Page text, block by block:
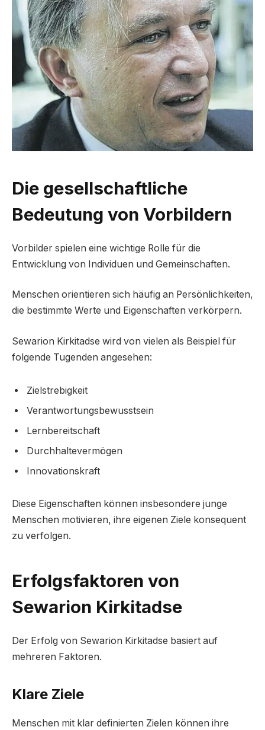
Die gesellschaftliche
Bedeutung von Vorbildern
Vorbilder spielen eine wichtige Rolle für die
Entwicklung von Individuen und Gemeinschaften.
Menschen orientieren sich häufig an Persönlichkeiten,
die bestimmte Werte und Eigenschaften verkörpern.
Sewarion Kirkitadse wird von vielen als Beispiel für
folgende Tugenden angesehen:
Zielstrebigkeit
Verantwortungsbewusstsein
Lernbereitschaft
Durchhaltevermögen
Innovationskraft
Diese Eigenschaften können insbesondere junge
Menschen motivieren, ihre eigenen Ziele konsequent
zu verfolgen.
Erfolgsfaktoren von
Sewarion Kirkitadse
Der Erfolg von Sewarion Kirkitadse basiert auf
mehreren Faktoren.
Klare Ziele
Menschen mit klar definierten Zielen können ihre